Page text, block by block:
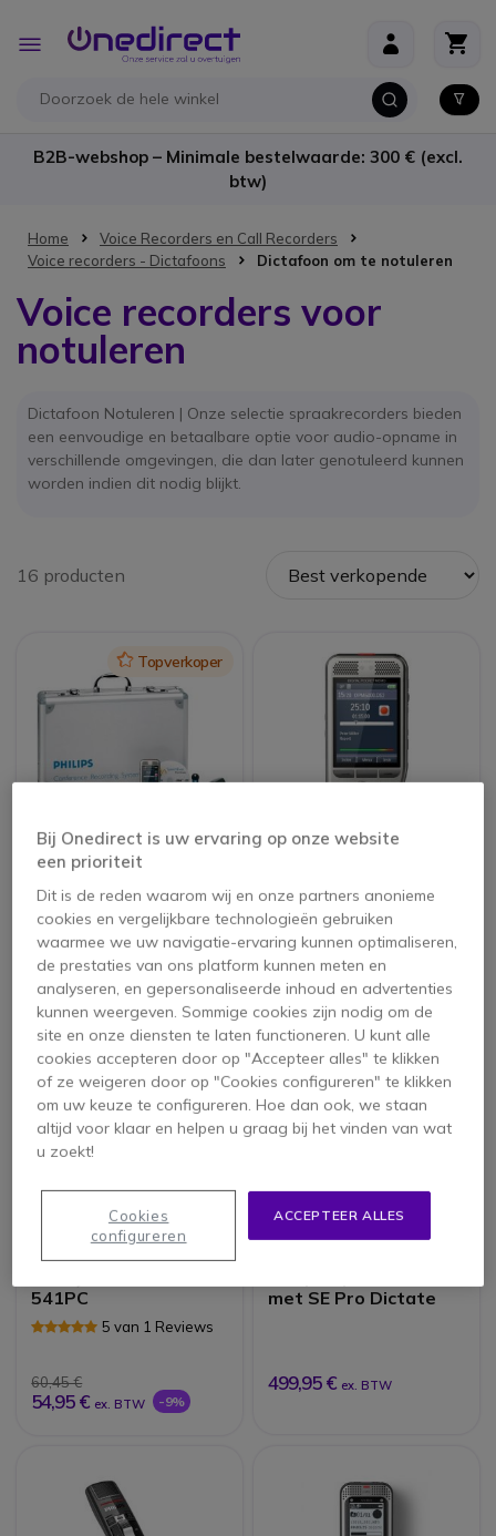
Toggle
Nav
B2B-webshop – Minimale bestelwaarde: 300 € (excl.
btw)
Home
Voice Recorders en Call Recorders
Voice recorders - Dictafoons
Dictafoon om te notuleren
Voice recorders voor
notuleren
Dictafoon Notuleren | Onze selectie spraakrecorders bieden
een eenvoudige en betaalbare optie voor audio-opname in
verschillende omgevingen, die dan later genotuleerd kunnen
worden indien dit nodig blijkt.
16 producten
IconTopverkoper
Philips DPM8900 Kit
5 van 1 Reviews
1.195,65 €
1.080,95 € ex. BTW -10%
Pocket Memo Digitale
Spraakrecorder
466,35 €
422,95 € ex. BTW -9%
541PC
5 van 1 Reviews
60,45 €
54,95 € ex. BTW -9%
met SE Pro Dictate
499,95 € ex. BTW
Bij Onedirect is uw ervaring op onze website
een prioriteit
Dit is de reden waarom wij en onze partners anonieme
cookies en vergelijkbare technologieën gebruiken
waarmee we uw navigatie-ervaring kunnen optimaliseren,
de prestaties van ons platform kunnen meten en
analyseren, en gepersonaliseerde inhoud en advertenties
kunnen weergeven. Sommige cookies zijn nodig om de
site en onze diensten te laten functioneren. U kunt alle
cookies accepteren door op "Accepteer alles" te klikken
of ze weigeren door op "Cookies configureren" te klikken
om uw keuze te configureren. Hoe dan ook, we staan
altijd voor klaar en helpen u graag bij het vinden van wat
u zoekt!
ACCEPTEER ALLES
Cookies
configureren